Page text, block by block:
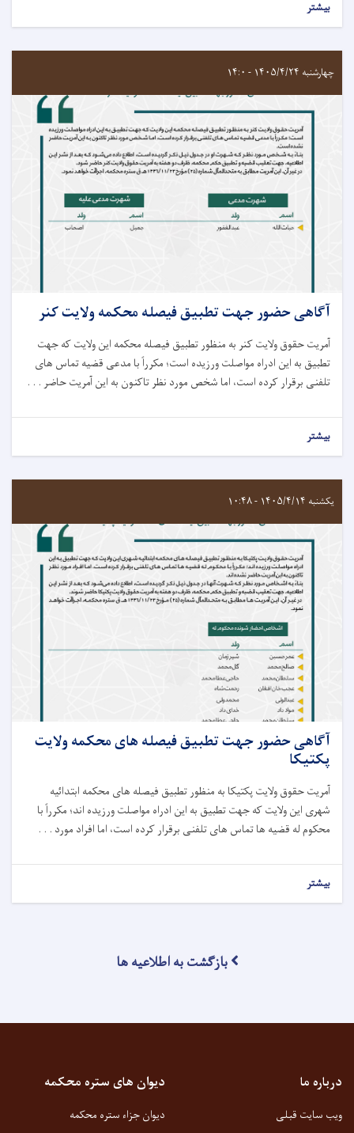
بیشتر
چهارشنبه ۱۴۰۵/۴/۲۴ - ۱۴:۰
آگاهی حضور جهت تطبیق فیصله محکمه ولایت کنر
آمریت حقوق ولایت کنر به منظور تطبیق فیصله محکمه این ولایت که جهت
تطبیق به این ادراه مواصلت ورزیده است؛ مکرراً با مدعی قضیه تماس های
تلفنی برقرار کرده است، اما شخص مورد نظر تاکنون به این آمریت حاضر . . .
بیشتر
یکشنبه ۱۴۰۵/۴/۱۴ - ۱۰:۴۸
آگاهی حضور جهت تطبیق فیصله های محکمه ولایت
پکتیکا
آمریت حقوق ولایت پکتیکا به منظور تطبیق فیصله های محکمه ابتدائیه
شهری این ولایت که جهت تطبیق به این ادراه مواصلت ورزیده اند؛ مکرراً با
محکوم له قضیه ها تماس های تلفنی برقرار کرده است، اما افراد مورد . . .
بیشتر
بازگشت به اطلاعیه ها
درباره ما
ویب سایت قبلی
دیوان های ستره محکمه
دیوان جزاء ستره محکمه